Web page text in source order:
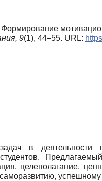
9(1), 44–55. URL:
в деятельности
целеполагание,